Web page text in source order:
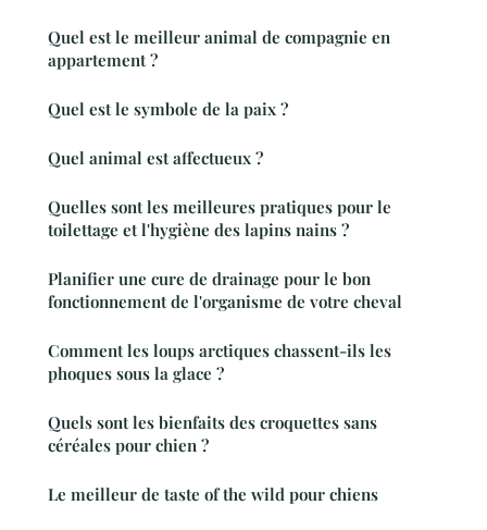
Quel est le meilleur animal de compagnie en
appartement ?
Quel est le symbole de la paix ?
Quel animal est affectueux ?
Quelles sont les meilleures pratiques pour le
toilettage et l'hygiène des lapins nains ?
Planifier une cure de drainage pour le bon
fonctionnement de l'organisme de votre cheval
Comment les loups arctiques chassent-ils les
phoques sous la glace ?
Quels sont les bienfaits des croquettes sans
céréales pour chien ?
Le meilleur de taste of the wild pour chiens